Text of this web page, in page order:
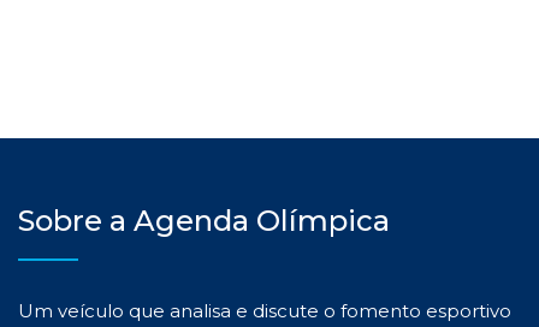
Sobre a Agenda Olímpica
Um veículo que analisa e discute o fomento esportivo